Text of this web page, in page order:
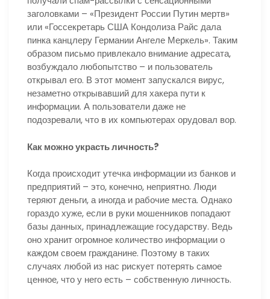
заголовками – «Президент России Путин мертв»
или «Госсекретарь США Кондолиза Райс дала
пинка канцлеру Германии Ангеле Меркель». Таким
образом письмо привлекало внимание адресата,
возбуждало любопытство – и пользователь
открывал его. В этот момент запускался вирус,
незаметно открывавший для хакера пути к
информации. А пользователи даже не
подозревали, что в их компьютерах орудовал вор.
Как можно украсть личность?
Когда происходит утечка информации из банков и
предприятий – это, конечно, неприятно. Люди
теряют деньги, а иногда и рабочие места. Однако
гораздо хуже, если в руки мошенников попадают
базы данных, принадлежащие государству. Ведь
оно хранит огромное количество информации о
каждом своем гражданине. Поэтому в таких
случаях любой из нас рискует потерять самое
ценное, что у него есть – собственную личность.